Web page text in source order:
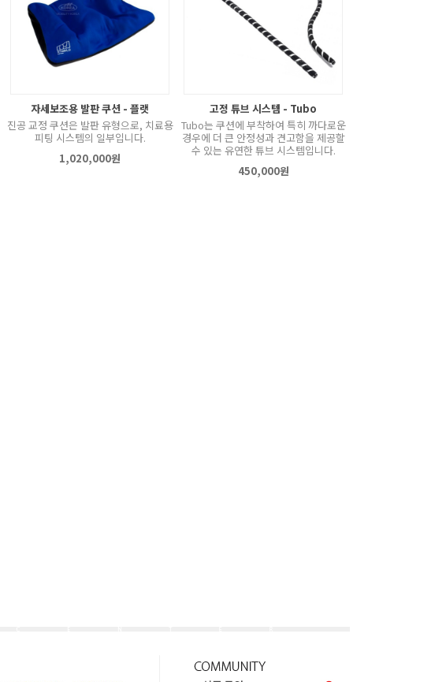
자세보조용 발판 쿠션 - 플랫
진공 교정 쿠션은 발판 유형으로, 치료용
피팅 시스템의 일부입니다.
1,020,000원
고정 튜브 시스템 - Tubo
Tubo는 쿠션에 부착하여 특히 까다로운
경우에 더 큰 안정성과 견고함을 제공할
수 있는 유연한 튜브 시스템입니다.
450,000원